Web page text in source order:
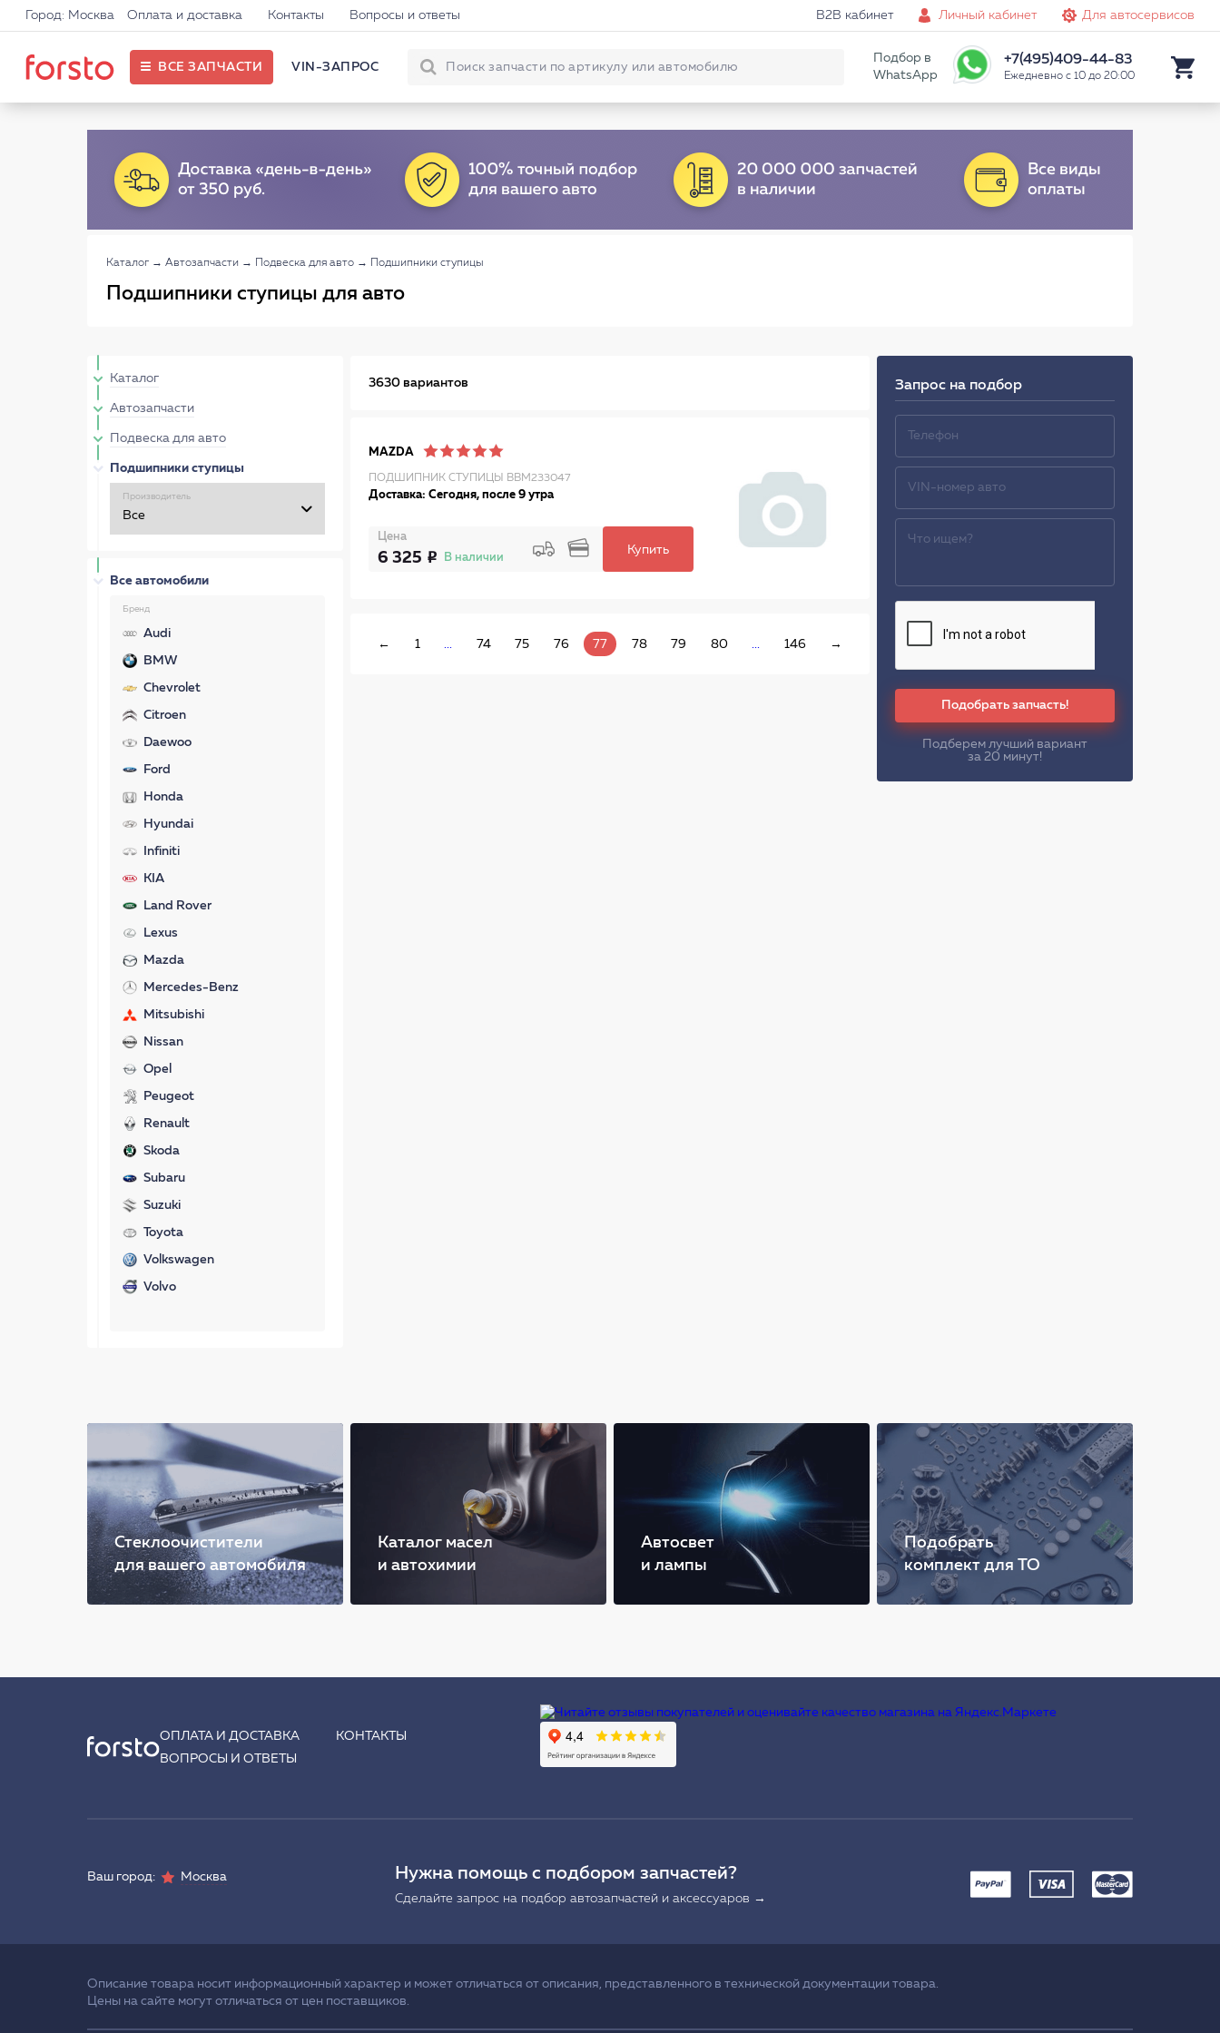
Город: Москва Оплата и доставка Контакты Вопросы и ответы B2B кабинет Личный кабинет Для автосервисов
ВСЕ ЗАПЧАСТИ VIN-ЗАПРОС
Подбор в
WhatsApp
+7(495)409-44-83
Ежедневно с 10 до 20:00
Каталог → Автозапчасти → Подвеска для авто → Подшипники ступицы
Подшипники ступицы для авто
Каталог
Автозапчасти
Подвеска для авто
Подшипники ступицы
Производитель
Все автомобили
Бренд
Audi
BMW
Chevrolet
Citroen
Daewoo
Ford
Honda
Hyundai
Infiniti
KIA
Land Rover
Lexus
Mazda
Mercedes-Benz
Mitsubishi
Nissan
Opel
Peugeot
Renault
Skoda
Subaru
Suzuki
Toyota
Volkswagen
Volvo
3630 вариантов
MAZDA
ПОДШИПНИК СТУПИЦЫ BBM233047
Доставка: Сегодня, после 9 утра
Цена
6 325 В наличии
Купить
← 1 ... 74 75 76 77 78 79 80 ... 146 →
Запрос на подбор
Подобрать запчасть!
Подберем лучший вариант
за 20 минут!
Стеклоочистители
для вашего автомобиля
Каталог масел
и автохимии
Автосвет
и лампы
Подобрать
комплект для ТО
ОПЛАТА И ДОСТАВКА
КОНТАКТЫ
ВОПРОСЫ И ОТВЕТЫ
Ваш город: Москва Нужна помощь с подбором запчастей?
Сделайте запрос на подбор автозапчастей и аксессуаров →
Описание товара носит информационный характер и может отличаться от описания, представленного в технической документации товара.
Цены на сайте могут отличаться от цен поставщиков.